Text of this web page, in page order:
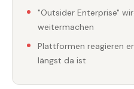
"Outsider Enterprise"
weitermachen
Plattformen reagieren
längst da ist